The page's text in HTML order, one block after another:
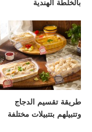
بالخلطة الهندية
طريقة تقسيم الدجاج
وتتبيلهم بتتبيلات مختلفة